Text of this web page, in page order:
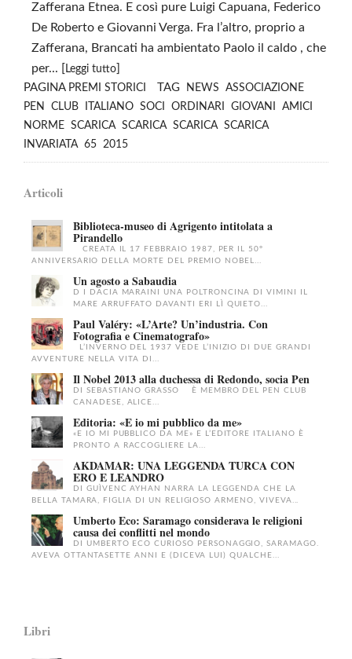
Zafferana Etnea. E così pure Luigi Capuana, Federico
De Roberto e Giovanni Verga. Fra l’altro, proprio a
Zafferana, Brancati ha ambientato Paolo il caldo , che
per... [ Leggi tutto]
PAGINA PREMI STORICI TAG NEWS
ASSOCIAZIONE
PEN
CLUB ITALIANO SOCI ORDINARI GIOVANI
AMICI
NORME SCARICA SCARICA SCARICA SCARICA
INVARIATA 65 2015
Articoli
Biblioteca-museo di Agrigento intitolata a
Pirandello
CREATA IL 17 FEBBRAIO 1987, PER IL 50°
ANNIVERSARIO DELLA MORTE DEL PREMIO NOBEL...
Un agosto a Sabaudia
D I DACIA MARAINI UNA POLTRONCINA DI VIMINI IL
MARE ARRUFFATO DAVANTI ERI LÌ QUIETO...
Paul Valéry: «L’Arte? Un’industria. Con
Fotografia e Cinematografo»
L’INVERNO DEL 1937 VEDE L’INIZIO DI DUE GRANDI
AVVENTURE NELLA VITA DI...
Il Nobel 2013 alla duchessa di Redondo, socia Pen
DI SEBASTIANO GRASSO È MEMBRO DEL PEN CLUB
CANADESE, ALICE...
Editoria: «E io mi pubblico da me»
«E IO MI PUBBLICO DA ME» E L’EDITORE ITALIANO È
PRONTO A RACCOGLIERE LA...
AKDAMAR: UNA LEGGENDA TURCA CON
ERO E LEANDRO
DI GUÌVENC AYHAN NARRA LA LEGGENDA CHE LA
BELLA TAMARA, FIGLIA DI UN RELIGIOSO ARMENO, VIVEVA...
Umberto Eco: Saramago considerava le religioni
causa dei conflitti nel mondo
DI UMBERTO ECO CURIOSO PERSONAGGIO, SARAMAGO.
AVEVA OTTANTASETTE ANNI E (DICEVA LUI) QUALCHE...
Libri